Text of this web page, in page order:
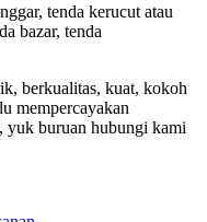
tenda kerucut atau
bazar, tenda
berkualitas, kuat, kokoh
mempercayakan
yuk buruan hubungi kami